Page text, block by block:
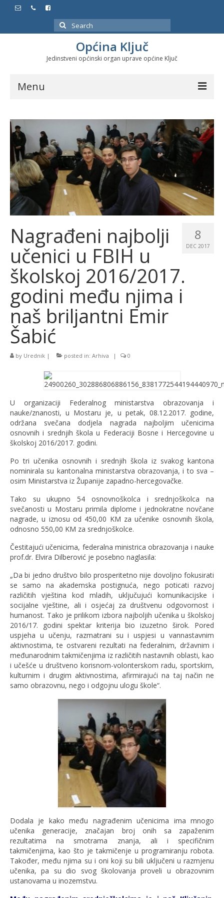
Search
for:
Općina Ključ
Jedinstveni općinski organ uprave općine Ključ
Menu
Službeni glasnici
Javne nabavke
Značajni datumi i manifestacije
Program energetske efikasnosti u stambenom
sektoru
8
DEC 2017
Nagrađeni najbolji
učenici u FBIH u
školskoj 2016/2017.
godini među njima i
naš briljantni Emir
Šabić
by Urednik | posted in: Arhiva | 0
U organizaciji Federalnog ministarstva obrazovanja i
nauke/znanosti, u Mostaru je, u petak, 08.12.2017. godine,
održana svečana dodjela nagrada najboljim učenicima
osnovnih i srednjih škola u Federaciji Bosne i Hercegovine u
školskoj 2016/2017. godini.
Po tri učenika osnovnih i srednjih škola iz svakog kantona
nominirala su kantonalna ministarstva obrazovanja, i to sva –
osim Ministarstva iz Županije zapadno-hercegovačke.
Tako su ukupno 54 osnovnoškolca i srednjoškolca na
svečanosti u Mostaru primila diplome i jednokratne novčane
nagrade, u iznosu od 450,00 KM za učenike osnovnih škola,
odnosno 550,00 KM za srednjoškolce.
Čestitajući učenicima, federalna ministrica obrazovanja i nauke
prof.dr. Elvira Dilberović je posebno naglasila:
„Da bi jedno društvo bilo prosperitetno nije dovoljno fokusirati
se samo na akademska postignuća, nego poticati razvoj
različitih vještina kod mladih, uključujući komunikacijske i
socijalne vještine, ali i osjećaj za društvenu odgovornost i
humanost. Tako je prilikom izbora najboljih učenika u školskoj
2016/17. godini spektar kriterija bio izuzetno širok. Pored
uspjeha u učenju, razmatrani su i uspjesi u vannastavnim
aktivnostima, te ostvareni rezultati na federalnim, državnim i
međunarodnim takmičenjima iz različitih nastavnih oblasti, kao
i učešće u društveno korisnom-volonterskom radu, sportskim,
kulturnim i drugim aktivnostima, afirmirajući na taj način ne
samo obrazovnu, nego i odgojnu ulogu škole“.
Dodala je kako među nagrađenim učenicima ima mnogo
učenika generacije, značajan broj onih sa zapaženim
rezultatima na smotrama znanja, ali i specifičnim
takmičenjima, kao što je takmičenje u programiranju robota.
Također, među njima su i oni koji su bili uključeni u razmjenu
učenika, pa su dio svog školovanja proveli u obrazovnim
ustanovama u inozemstvu.